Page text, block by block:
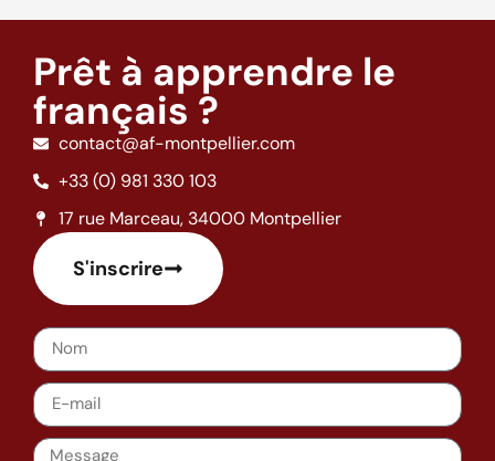
Prêt à apprendre le
français ?
contact@af-montpellier.com
+33 (0) 981 330 103
17 rue Marceau, 34000 Montpellier
S'inscrire